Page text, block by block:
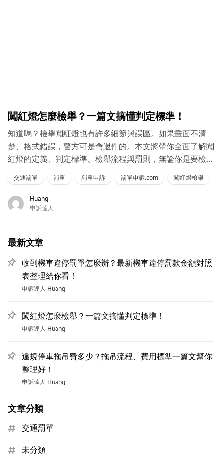
闖紅燈怎麼檢舉？一篇文搞懂判定標準！
知道嗎？檢舉闖紅燈也有許多細節與誤區。如果畫面不清
楚、格式錯誤，警方可是會退件的。本文將帶你全面了解闖
紅燈的定義、判定標準、檢舉流程與罰則，無論你是要檢舉
交通罰單 罰單 罰單申訴 罰單申訴.com 闖紅燈檢舉
Huang
申訴達人
最新文章
收到機車違停罰單怎麼辦？最新機車違停罰款金額對照
表整理給你看！
申訴達人 Huang
闖紅燈怎麼檢舉？一篇文搞懂判定標準！
申訴達人 Huang
違規停車拖吊費多少？拖吊流程、費用標準一篇文幫你
整理好！
申訴達人 Huang
文章分類
交通罰單
未分類